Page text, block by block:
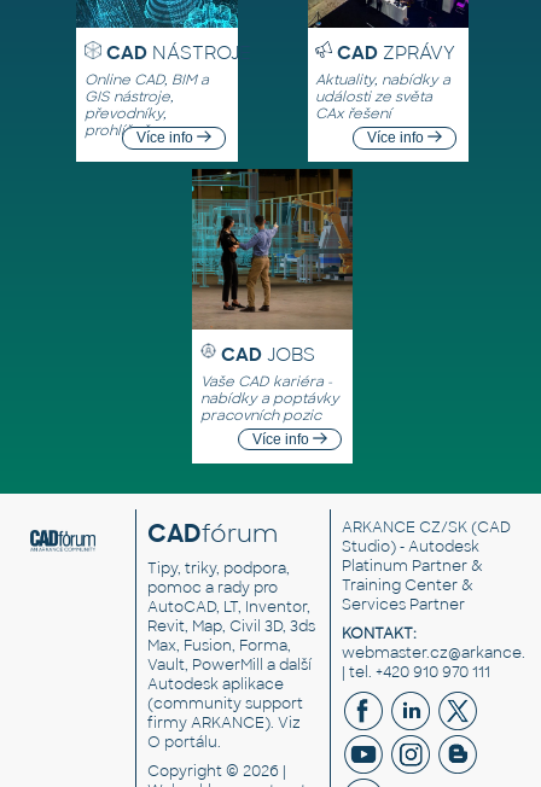
CADNÁSTROJE
Online CAD, BIM a
GIS nástroje,
převodníky,
prohlížečeVíce info
CADZPRÁVY
Aktuality, nabídky a
události ze světa
CAx řešení
Více info
CAD JOBS
Vaše CAD kariéra -
nabídky a poptávky
pracovních pozic
Více info
CADfórum
Tipy, triky, podpora,
pomoc a rady pro
AutoCAD, LT, Inventor,
Revit, Map, Civil 3D, 3ds
Max, Fusion, Forma,
Vault, PowerMill a další
Autodesk aplikace
(community support
firmy ARKANCE). Viz
O portálu.
Copyright © 2026 |
ARKANCE CZ/SK(CAD
Studio) - Autodesk
Platinum Partner &
Training Center &
Services Partner
KONTAKT:
| tel. +420 910 970 111